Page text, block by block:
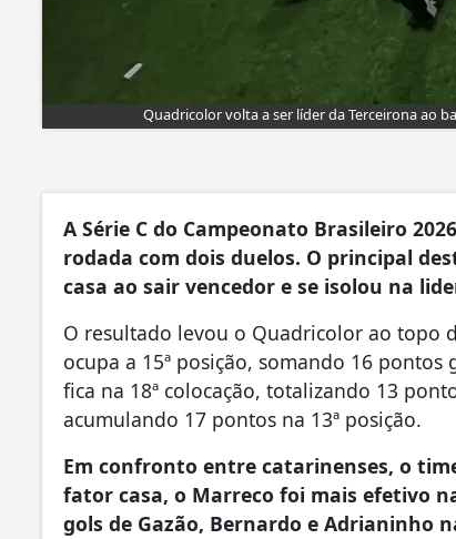
Quadricolor volta a ser líder da Terceirona ao
A Série C do Campeonato Brasileiro
rodada com dois duelos. O principal
casa ao sair vencedor e se isolou na
O resultado levou o Quadricolor ao topo
ocupa a 15ª posição, somando 16
fica na 18ª colocação, totalizando 13
acumulando 17 pontos na 13ª posição.
Em confronto entre catarinenses, o
fator casa, o Marreco foi mais efetivo
gols de Gazão, Bernardo e Adrianinho